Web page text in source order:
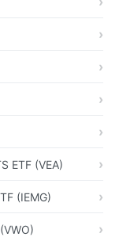
ETF (VEA)
(IEMG)